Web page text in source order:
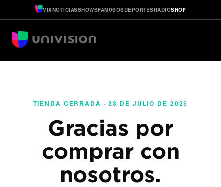
VIXNOTICIASSHOWSFAMOSOSDEPORTESRADIOSHOP
TIENDA CERRADA · 23 DE JULIO DE 2026
Gracias por
comprar con
nosotros.